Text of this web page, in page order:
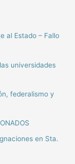
al Estado – Fallo
universidades
federalismo y
en Sta.